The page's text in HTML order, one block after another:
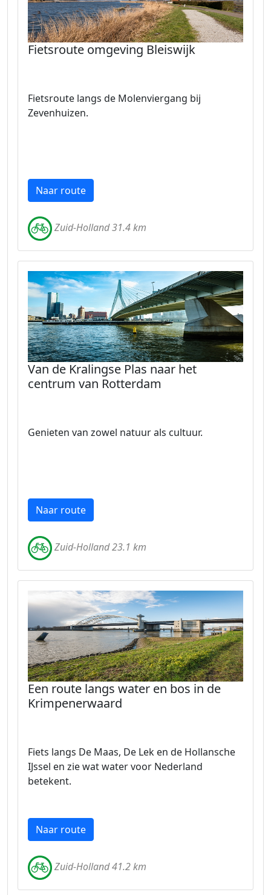
Fietsroute omgeving Bleiswijk
Fietsroute langs de Molenviergang bij
Zevenhuizen.
Naar route
Zuid-Holland 31.4 km
Van de Kralingse Plas naar het
centrum van Rotterdam
Genieten van zowel natuur als cultuur.
Naar route
Zuid-Holland 23.1 km
Een route langs water en bos in de
Krimpenerwaard
Fiets langs De Maas, De Lek en de Hollansche
IJssel en zie wat water voor Nederland
betekent.
Naar route
Zuid-Holland 41.2 km